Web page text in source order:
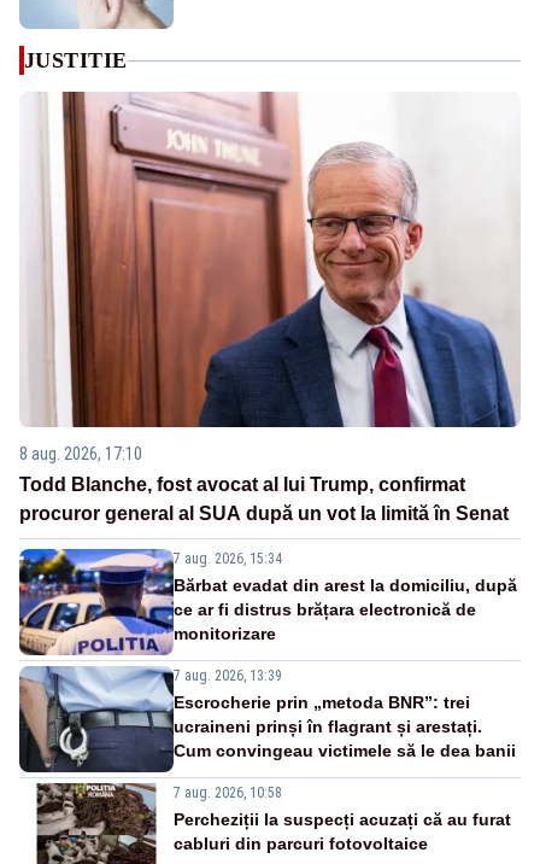
JUSTITIE
8 aug. 2026, 17:10
Todd Blanche, fost avocat al lui Trump, confirmat
procuror general al SUA după un vot la limită în Senat
7 aug. 2026, 15:34
Bărbat evadat din arest la domiciliu, după
ce ar fi distrus brățara electronică de
monitorizare
7 aug. 2026, 13:39
Escrocherie prin „metoda BNR”: trei
ucraineni prinși în flagrant și arestați.
Cum convingeau victimele să le dea banii
7 aug. 2026, 10:58
Percheziții la suspecți acuzați că au furat
cabluri din parcuri fotovoltaice